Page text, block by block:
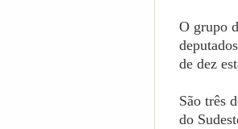
O grupo
de dez
São três
do